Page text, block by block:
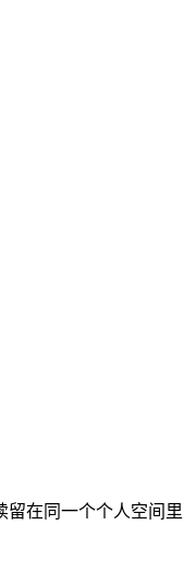
留在同一个个人空间里